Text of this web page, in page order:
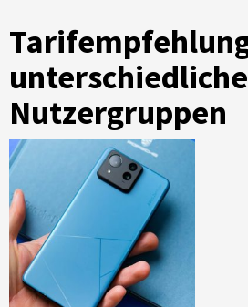
unterschiedliche
Nutzergruppen